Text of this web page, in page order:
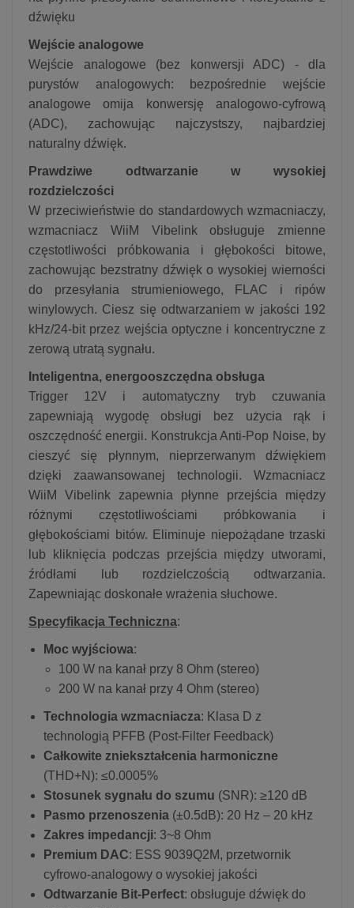
dźwięku
Wejście analogowe
Wejście analogowe (bez konwersji ADC) - dla
purystów analogowych: bezpośrednie wejście
analogowe omija konwersję analogowo-cyfrową
(ADC), zachowując najczystszy, najbardziej
naturalny dźwięk.
Prawdziwe odtwarzanie w wysokiej
rozdzielczości
W przeciwieństwie do standardowych wzmacniaczy,
wzmacniacz WiiM Vibelink obsługuje zmienne
częstotliwości próbkowania i głębokości bitowe,
zachowując bezstratny dźwięk o wysokiej wierności
do przesyłania strumieniowego, FLAC i ripów
winylowych. Ciesz się odtwarzaniem w jakości 192
kHz/24-bit przez wejścia optyczne i koncentryczne z
zerową utratą sygnału.
Inteligentna, energooszczędna obsługa
Trigger 12V i automatyczny tryb czuwania
zapewniają wygodę obsługi bez użycia rąk i
oszczędność energii. Konstrukcja Anti-Pop Noise, by
cieszyć się płynnym, nieprzerwanym dźwiękiem
dzięki zaawansowanej technologii. Wzmacniacz
WiiM Vibelink zapewnia płynne przejścia między
różnymi częstotliwościami próbkowania i
głębokościami bitów. Eliminuje niepożądane trzaski
lub kliknięcia podczas przejścia między utworami,
źródłami lub rozdzielczością odtwarzania.
Zapewniając doskonałe wrażenia słuchowe.
Specyfikacja Techniczna:
Moc wyjściowa:
100 W na kanał przy 8 Ohm (stereo)
200 W na kanał przy 4 Ohm (stereo)
Technologia wzmacniacza: Klasa D z
technologią PFFB (Post-Filter Feedback)
Całkowite zniekształcenia harmoniczne
(THD+N): ≤0.0005%
Stosunek sygnału do szumu (SNR): ≥120 dB
Pasmo przenoszenia (±0.5dB): 20 Hz – 20 kHz
Zakres impedancji: 3~8 Ohm
Premium DAC: ESS 9039Q2M, przetwornik
cyfrowo-analogowy o wysokiej jakości
Odtwarzanie Bit-Perfect: obsługuje dźwięk do